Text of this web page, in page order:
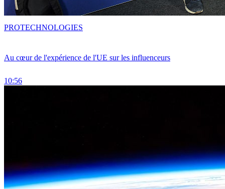
Au cœur de l'expérience de l'UE sur les influenceurs
10:56
PROTECHNOLOGIES